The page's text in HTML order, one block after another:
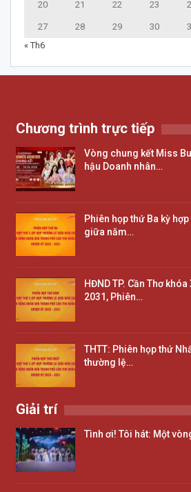
20 21 22 23
27 28 29 30
« Th6
Chương trình trực tiếp
Vòng chung kết Miss
hậu Doanh nhân…
Phiên họp thứ Ba kỳ
giữa năm…
HĐND TP. Cần Thơ
2031, Phiên…
THTT: Phiên họp thứ
thường lệ…
Giải trí
Tình ơi! Tôi hát: Một